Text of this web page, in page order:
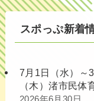
スポっぷ新着
7月1日（水）～
（木）渚市民体
2026年6月30日